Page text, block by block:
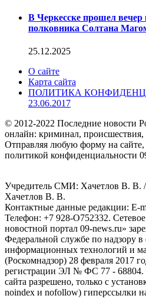
В Черкесске прошел вечер
полковника Солтана
25.12.2025
О сайте
Карта сайта
ПОЛИТИКА
23.06.2017
© 2012-2022 Последние новости
онлайн: криминал,
Отправляя любую форму на сайте,
политикой конфиденциальности
Учредитель СМИ: Хaчeтлoв B. B.
Хaчeтлoв B. B.
Контактные данные редакции: E-
Телефон: +7 928-O752332.
новостной портал 09-news.ru»
Федеральной службе по надзору в
информационных технологий и
(Роскомнадзор) 28 февраля 2017
регистрации ЭЛ № ФС 77 - 68804.
сайта разрешено, только с
noindex и nofollow) гиперссылки